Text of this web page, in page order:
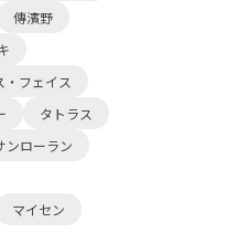
傳濱野
・フェイス
タトラス
ンローラン
マイセン